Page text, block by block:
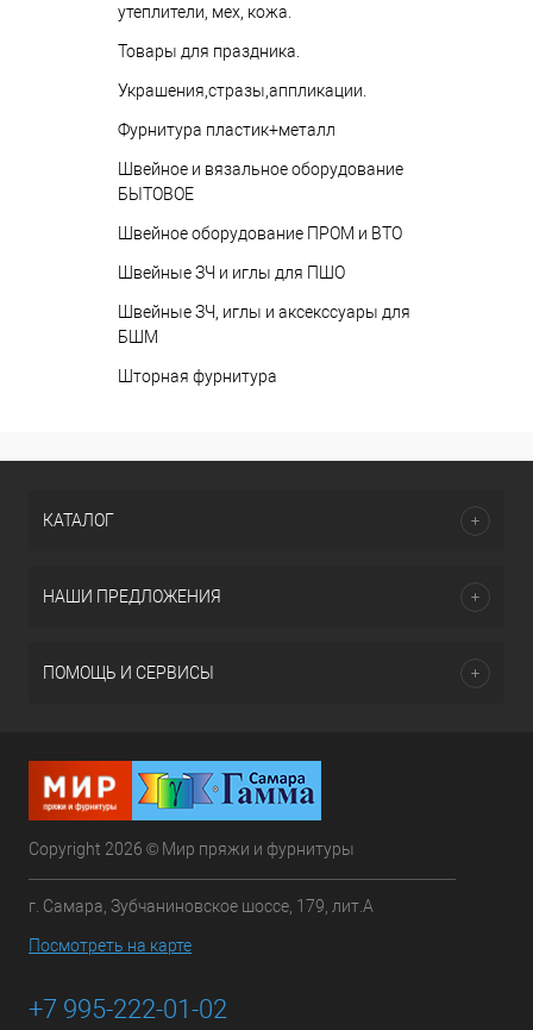
утеплители, мех, кожа.
Товары для праздника.
Украшения,стразы,аппликации.
Фурнитура пластик+металл
Швейное и вязальное оборудование
БЫТОВОЕ
Швейное оборудование ПРОМ и ВТО
Швейные ЗЧ и иглы для ПШО
Швейные ЗЧ, иглы и аксекссуары для
БШМ
Шторная фурнитура
КАТАЛОГ
НАШИ ПРЕДЛОЖЕНИЯ
ПОМОЩЬ И СЕРВИСЫ
Copyright 2026 © Мир пряжи и фурнитуры
г. Самара, Зубчаниновское шоссе, 179, лит.А
Посмотреть на карте
+7 995-222-01-02